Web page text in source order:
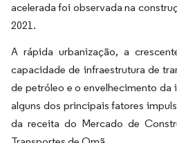
acelerada foi observada na
2021.
A rápida urbanização, a
capacidade de infraestrutura de
de petróleo e o envelhecimento da
alguns dos principais fatores
da receita do Mercado de